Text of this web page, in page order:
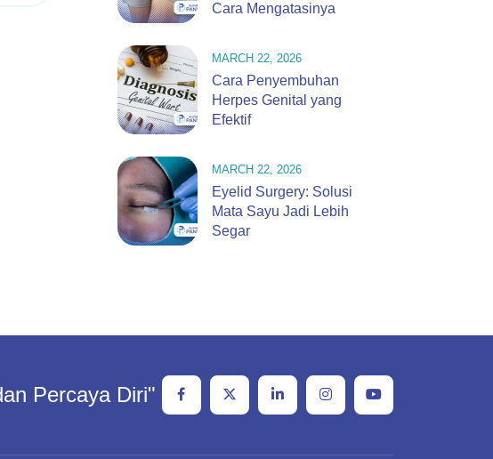
Cara Mengatasinya
MARCH 22, 2026
Cara Penyembuhan
Herpes Genital yang
Efektif
MARCH 22, 2026
Eyelid Surgery: Solusi
Mata Sayu Jadi Lebih
Segar
Percaya Diri"